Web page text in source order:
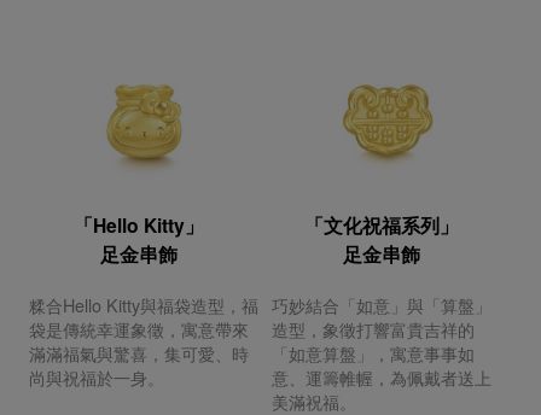
「Hello Kitty」
足金串飾
糅合Hello Kitty與福袋造型，福
袋是傳統幸運象徵，寓意帶來
滿滿福氣與驚喜，集可愛、時
尚與祝福於一身。
「文化祝福系列」
足金串飾
巧妙結合「如意」與「算盤」
造型，象徵打響富貴吉祥的
「如意算盤」，寓意事事如
意、運籌帷幄，為佩戴者送上
美滿祝福。